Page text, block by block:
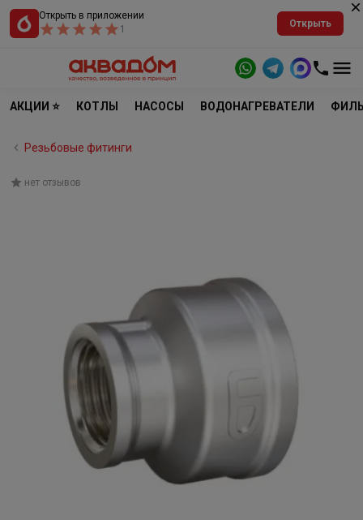
Открыть в приложении
1
Открыть
АКЦИИ ⭐ КОТЛЫ НАСОСЫ ВОДОНАГРЕВАТЕЛИ
Резьбовые фитинги
нет отзывов